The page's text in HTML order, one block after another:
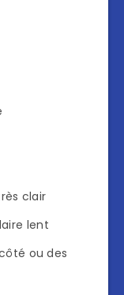
clair
lent
ou des